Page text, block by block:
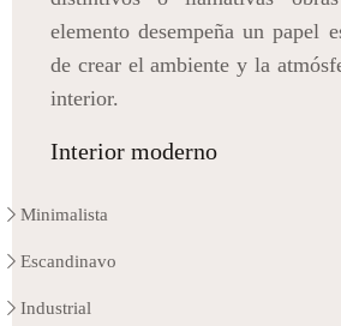
elemento desempeña un papel
de crear el ambiente y la
interior.
Interior moderno
Minimalista
Escandinavo
Industrial